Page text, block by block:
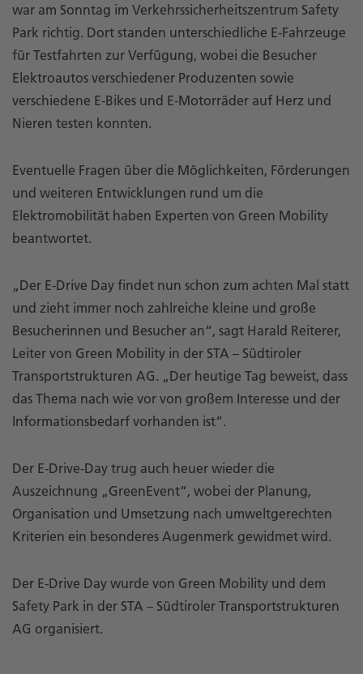
war am Sonntag im Verkehrssicherheitszentrum Safety
Park richtig. Dort standen unterschiedliche E-Fahrzeuge
für Testfahrten zur Verfügung, wobei die Besucher
Elektroautos verschiedener Produzenten sowie
verschiedene E-Bikes und E-Motorräder auf Herz und
Nieren testen konnten.
Eventuelle Fragen über die Möglichkeiten, Förderungen
und weiteren Entwicklungen rund um die
Elektromobilität haben Experten von Green Mobility
beantwortet.
„Der E-Drive Day findet nun schon zum achten Mal statt
und zieht immer noch zahlreiche kleine und große
Besucherinnen und Besucher an“, sagt Harald Reiterer,
Leiter von Green Mobility in der STA – Südtiroler
Transportstrukturen AG. „Der heutige Tag beweist, dass
das Thema nach wie vor von großem Interesse und der
Informationsbedarf vorhanden ist“.
Der E-Drive-Day trug auch heuer wieder die
Auszeichnung „GreenEvent“, wobei der Planung,
Organisation und Umsetzung nach umweltgerechten
Kriterien ein besonderes Augenmerk gewidmet wird.
Der E-Drive Day wurde von Green Mobility und dem
Safety Park in der STA – Südtiroler Transportstrukturen
AG organisiert.